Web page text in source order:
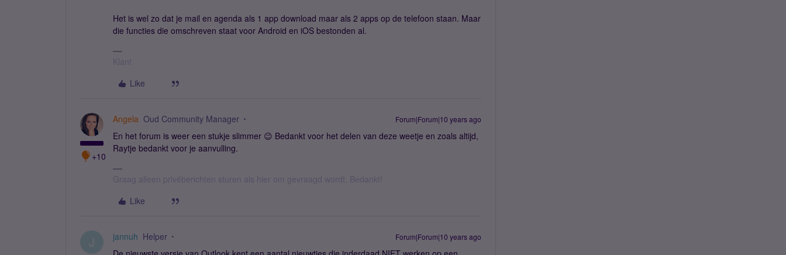
Het is wel zo dat je mail en agenda als 1 app download maar als 2 apps op de telefoon staan. Maar
die functies die omschreven staat voor Android en iOS bestonden al.
Klant
Like
+10
Angela Oud Community Manager Forum|Forum|10 years ago
En het forum is weer een stukje slimmer 😉 Bedankt voor het delen van deze weetje en zoals altijd,
Raytje bedankt voor je aanvulling.
Graag alleen privéberichten sturen als hier om gevraagd wordt. Bedankt!
Like
J jannuh Helper Forum|Forum|10 years ago